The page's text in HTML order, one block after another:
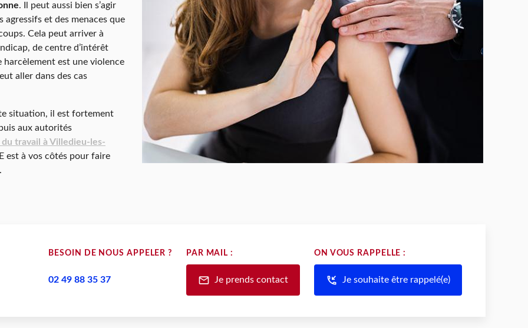
. Il peut aussi bien s’agir
agressifs et des menaces que
Cela peut arriver à
de centre d’intérêt
harcèlement est une violence
aller dans des cas
situation, il est fortement
aux autorités
travail à Villedieu-les-
est à vos côtés pour faire
BESOIN DE NOUS APPELER ?
02 49 88 35 37
PAR MAIL :
mail Je prends contact
ON VOUS RAPPELLE :
phone_callback Je souhaite être rappelé(e)